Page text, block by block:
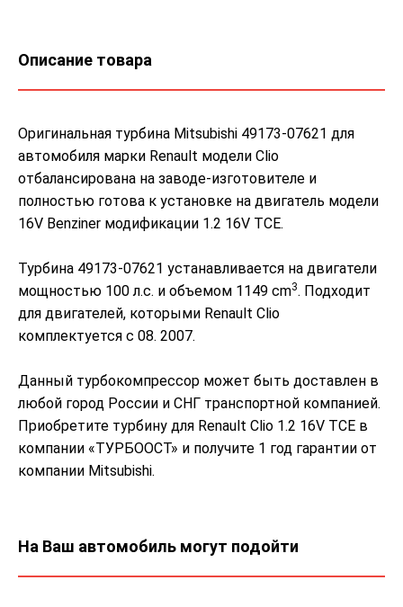
Описание товара
Оригинальная турбина Mitsubishi 49173-07621 для
автомобиля марки Renault модели Clio
отбалансирована на заводе-изготовителе и
полностью готова к установке на двигатель модели
16V Benziner модификации 1.2 16V TCE.
Турбина 49173-07621 устанавливается на двигатели
мощностью 100 л.с. и объемом 1149 cm3. Подходит
для двигателей, которыми Renault Clio
комплектуется с 08. 2007.
Данный турбокомпрессор может быть доставлен в
любой город России и СНГ транспортной компанией.
Приобретите турбину для Renault Clio 1.2 16V TCE в
компании «ТУРБООСТ» и получите 1 год гарантии от
компании Mitsubishi.
На Ваш автомобиль могут подойти